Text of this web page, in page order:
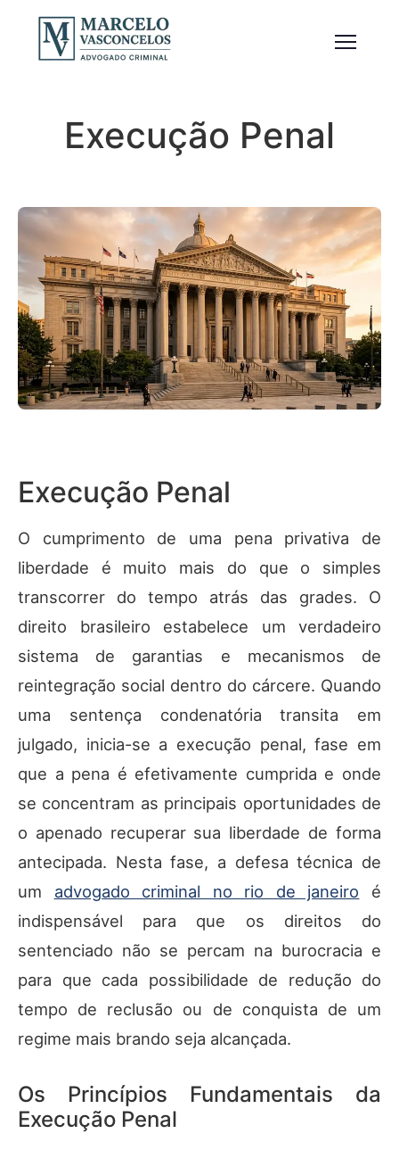
Execução Penal
Execução Penal
O cumprimento de uma pena privativa de
liberdade é muito mais do que o simples
transcorrer do tempo atrás das grades. O
direito brasileiro estabelece um verdadeiro
sistema de garantias e mecanismos de
reintegração social dentro do cárcere. Quando
uma sentença condenatória transita em
julgado, inicia-se a execução penal, fase em
que a pena é efetivamente cumprida e onde
se concentram as principais oportunidades de
o apenado recuperar sua liberdade de forma
antecipada. Nesta fase, a defesa técnica de
um advogado criminal no rio de janeiro é
indispensável para que os direitos do
sentenciado não se percam na burocracia e
para que cada possibilidade de redução do
tempo de reclusão ou de conquista de um
regime mais brando seja alcançada.
Os Princípios Fundamentais da
Execução Penal